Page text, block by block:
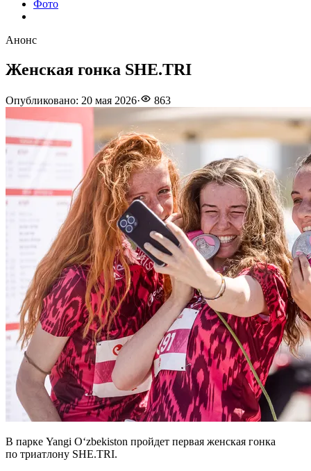
Фото
Анонс
Женская гонка SHE.TRI
Опубликовано: 20 мая 2026· 863
В парке Yangi Oʻzbekiston пройдет первая женская гонка
по триатлону SHE.TRI.